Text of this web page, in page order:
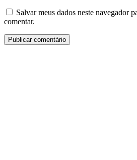
Salvar meus dados neste navegador
comentar.